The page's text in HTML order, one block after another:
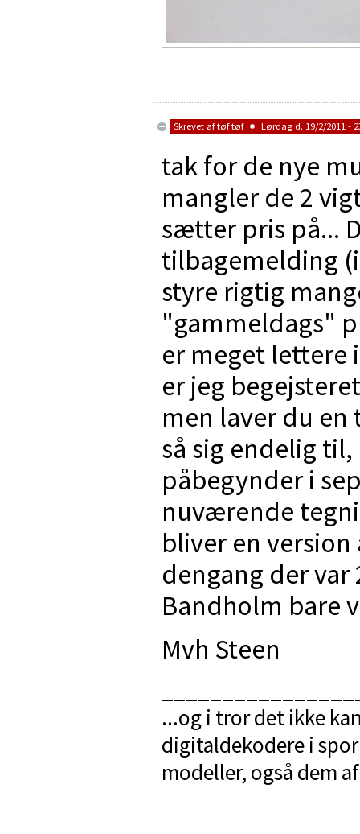
Skrevet aftøf tøf Lørdag d. 19/2/2011 -
tak for de nye
mangler de 2
sætter pris på...
tilbagemelding
styre rigtig
"gammeldags"
er meget lettere
er jeg
men laver du en
så sig endelig
påbegynder i
nuværende
bliver en
dengang der var
Bandholm bare
Mvh Steen
...og i tror det ikke
digitaldekodere i
modeller, også dem